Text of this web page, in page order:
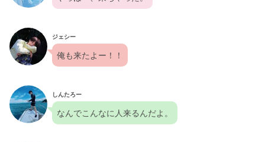
ジェシー
俺も来たよー！！
しんたろー
なんでこんなに人来るんだよ。